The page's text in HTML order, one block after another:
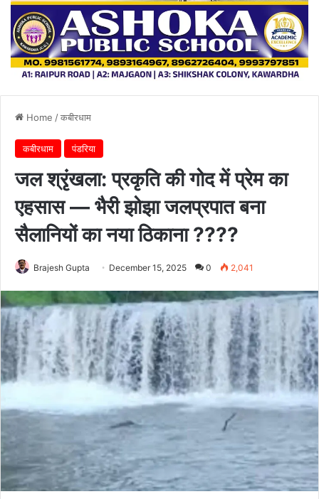
Home /कबीरधाम
कबीरधाम पंडरिया
जल श्रृंखला: प्रकृति की गोद में प्रेम का
एहसास — भैरी झोझा जलप्रपात बना
सैलानियों का नया ठिकाना ????
Brajesh Gupta December 15, 2025 0 2,041